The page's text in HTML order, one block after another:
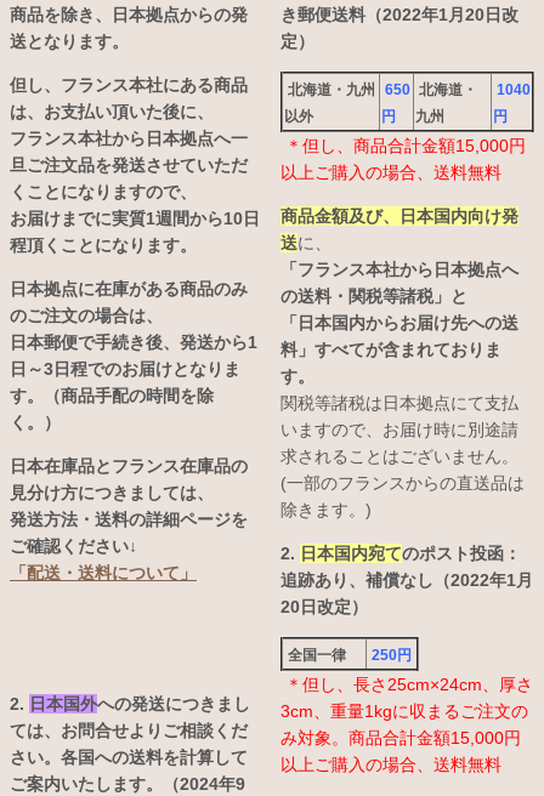
商品を除き、日本拠点からの発
送となります。
但し、フランス本社にある商品
は、お支払い頂いた後に、
フランス本社から日本拠点へ一
旦ご注文品を発送させていただ
くことになりますので、
お届けまでに実質1週間から10日
程頂くことになります。
日本拠点に在庫がある商品のみ
のご注文の場合は、
日本郵便で手続き後、発送から1
日～3日程でのお届けとなりま
す。（商品手配の時間を除
く。）
日本在庫品とフランス在庫品の
見分け方につきましては、
発送方法・送料の詳細ページを
ご確認ください↓
「配送・送料について」
2. 日本国外への発送につきまし
ては、お問合せよりご相談くだ
さい。各国への送料を計算して
ご案内いたします。（2024年9
き郵便送料（2022年1月20日改
定）
北海道・九州
以外
650
円
北海道・
九州
1040
円
＊但し、商品合計金額15,000円
以上ご購入の場合、送料無料
商品金額及び、日本国内向け発
送に、
「フランス本社から日本拠点へ
の送料・関税等諸税」と
「日本国内からお届け先への送
料」すべてが含まれておりま
す。
関税等諸税は日本拠点にて支払
いますので、お届け時に別途請
求されることはございません。
(一部のフランスからの直送品は
除きます。)
2. 日本国内宛てのポスト投函：
追跡あり、補償なし（2022年1月
20日改定）
全国一律 250円
＊但し、長さ25cm×24cm、厚さ
3cm、重量1kgに収まるご注文の
み対象。商品合計金額15,000円
以上ご購入の場合、送料無料